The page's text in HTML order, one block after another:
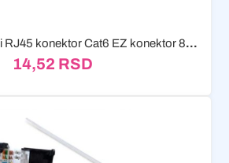
Prolazni modularni RJ45 konektor Cat6 EZ konektor 8P8C
14,52 RSD